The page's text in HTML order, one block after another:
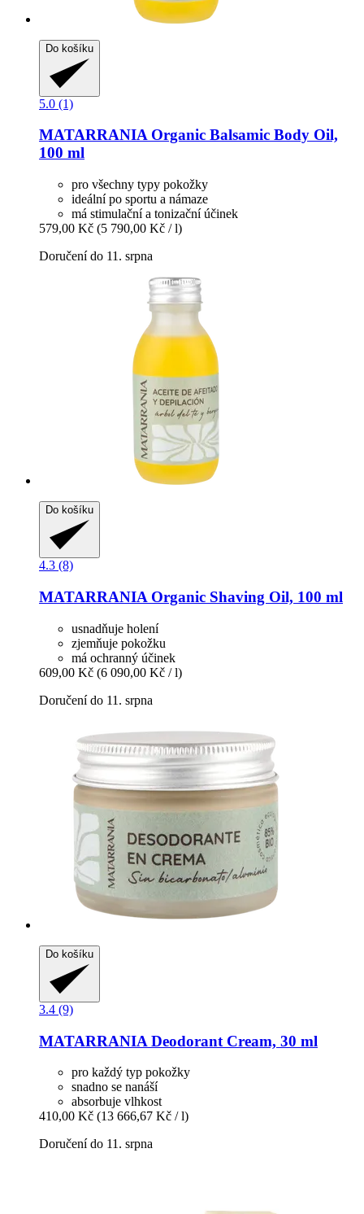
Do košíku
5.0 (1)
MATARRANIAOrganic Balsamic Body Oil,
100 ml
pro všechny typy pokožky
ideální po sportu a námaze
má stimulační a tonizační účinek
579,00 Kč (5 790,00 Kč / l)
Doručení do 11. srpna
Do košíku
4.3 (8)
MATARRANIA Organic Shaving Oil, 100 ml
usnadňuje holení
zjemňuje pokožku
má ochranný účinek
609,00 Kč (6 090,00 Kč / l)
Doručení do 11. srpna
Do košíku
3.4 (9)
MATARRANIA Deodorant Cream, 30 ml
pro každý typ pokožky
snadno se nanáší
absorbuje vlhkost
410,00 Kč (13 666,67 Kč / l)
Doručení do 11. srpna